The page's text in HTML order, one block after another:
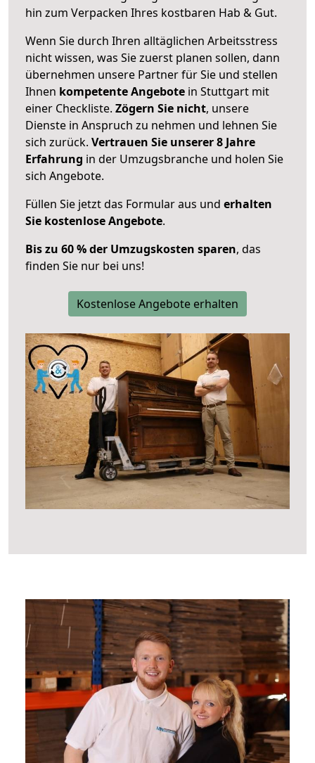
hin zum Verpacken Ihres kostbaren Hab & Gut.
Wenn Sie durch Ihren alltäglichen Arbeitsstress
nicht wissen, was Sie zuerst planen sollen, dann
übernehmen unsere Partner für Sie und stellen
Ihnen kompetente Angebote in Stuttgart mit
einer Checkliste. Zögern Sie nicht, unsere
Dienste in Anspruch zu nehmen und lehnen Sie
sich zurück. Vertrauen Sie unserer 8 Jahre
Erfahrung in der Umzugsbranche und holen Sie
sich Angebote.
Füllen Sie jetzt das Formular aus und erhalten
Sie kostenlose Angebote.
Bis zu 60 % der Umzugskosten sparen, das
finden Sie nur bei uns!
Kostenlose Angebote erhalten